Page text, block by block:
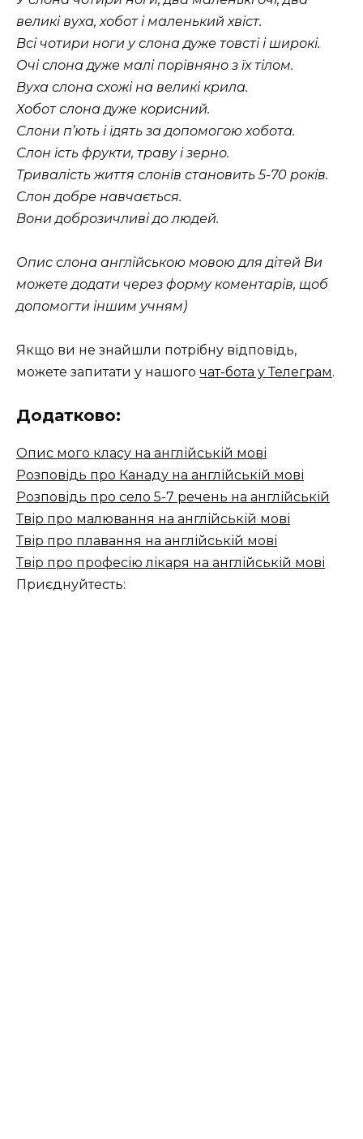
великі вуха, хобот і маленький хвіст.
Всі чотири ноги у слона дуже товсті і широкі.
Очі слона дуже малі порівняно з їх тілом.
Вуха слона схожі на великі крила.
Хобот слона дуже корисний.
Слони п’ють і їдять за допомогою хобота.
Слон їсть фрукти, траву і зерно.
Тривалість життя слонів становить 5-70 років.
Слон добре навчається.
Вони доброзичливі до людей.
Опис слона англійською мовою для дітей Ви
можете додати через форму коментарів, щоб
допомогти іншим учням)
Якщо ви не знайшли потрібну відповідь,
можете запитати у нашого чат-бота у Телеграм.
Додатково:
Опис мого класу на англійській мові
Розповідь про Канаду на англійській мові
Розповідь про село 5-7 речень на англійській
Твір про малювання на англійській мові
Твір про плавання на англійській мові
Твір про професію лікаря на англійській мові
Приєднуйтесть: